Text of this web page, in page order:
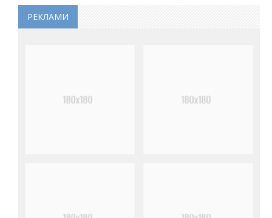
РЕКЛАМИ